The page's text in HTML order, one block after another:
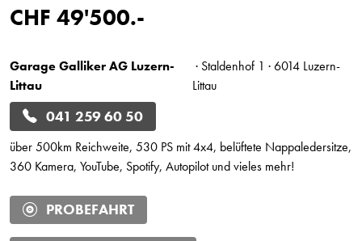
CHF 49'500.-
Garage Galliker AG Luzern-
Littau
· Staldenhof 1 · 6014 Luzern-
Littau
041 259 60 50
über 500km Reichweite, 530 PS mit 4x4, belüftete Nappaledersitze,
360 Kamera, YouTube, Spotify, Autopilot und vieles mehr!
PROBEFAHRT